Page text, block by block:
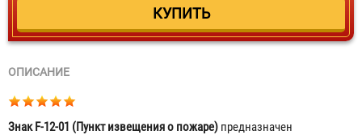
ОПИСАНИЕ
Знак F-12-01 (Пункт извещения о пожаре) предназначен